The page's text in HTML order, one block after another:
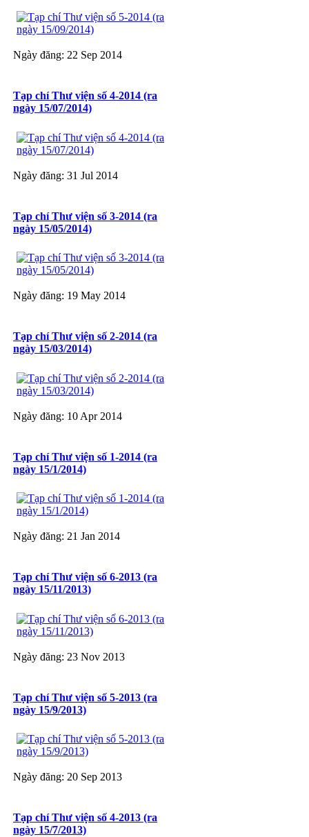
Ngày đăng: 22 Sep 2014
Tạp chí Thư viện số 4-2014 (ra
ngày 15/07/2014)
Ngày đăng: 31 Jul 2014
Tạp chí Thư viện số 3-2014 (ra
ngày 15/05/2014)
Ngày đăng: 19 May 2014
Tạp chí Thư viện số 2-2014 (ra
ngày 15/03/2014)
Ngày đăng: 10 Apr 2014
Tạp chí Thư viện số 1-2014 (ra
ngày 15/1/2014)
Ngày đăng: 21 Jan 2014
Tạp chí Thư viện số 6-2013 (ra
ngày 15/11/2013)
Ngày đăng: 23 Nov 2013
Tạp chí Thư viện số 5-2013 (ra
ngày 15/9/2013)
Ngày đăng: 20 Sep 2013
Tạp chí Thư viện số 4-2013 (ra
ngày 15/7/2013)